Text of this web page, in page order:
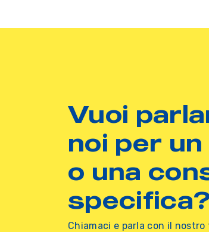
Vuoi
noi per
o una
specifica?
Chiamaci e parla con il